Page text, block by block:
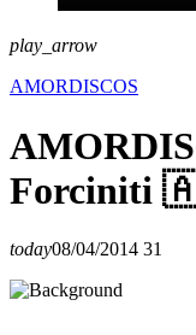
play_arrow
AMORDISCOS
Forciniti
today08/04/2014 31